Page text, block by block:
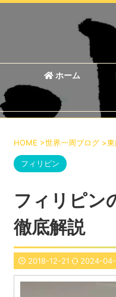
ホーム
HOME >世界一周ブログ >
フィリピン
フィリピン
徹底解説
2018-12-21 2024-